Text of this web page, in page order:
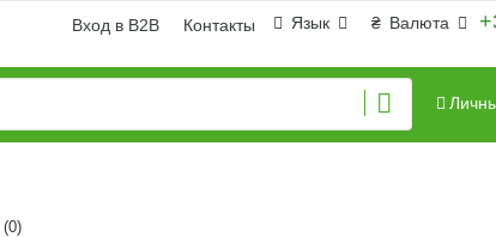
₴ Валюта
Язык
Вход в B2B Контакты
(0)